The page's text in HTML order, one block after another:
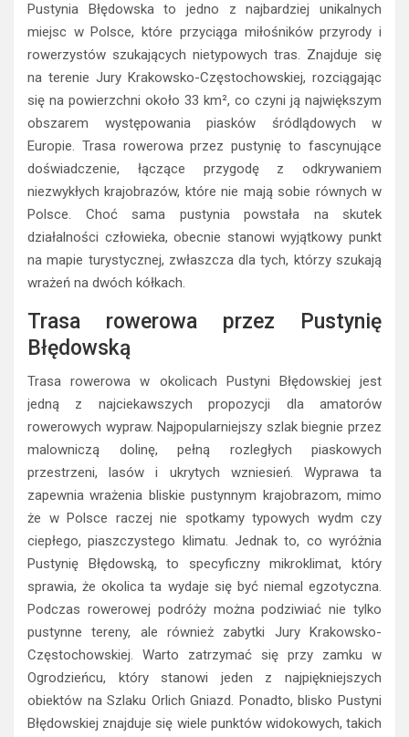
Pustynia Błędowska to jedno z najbardziej unikalnych
miejsc w Polsce, które przyciąga miłośników przyrody i
rowerzystów szukających nietypowych tras. Znajduje się
na terenie Jury Krakowsko-Częstochowskiej, rozciągając
się na powierzchni około 33 km², co czyni ją największym
obszarem występowania piasków śródlądowych w
Europie. Trasa rowerowa przez pustynię to fascynujące
doświadczenie, łączące przygodę z odkrywaniem
niezwykłych krajobrazów, które nie mają sobie równych w
Polsce. Choć sama pustynia powstała na skutek
działalności człowieka, obecnie stanowi wyjątkowy punkt
na mapie turystycznej, zwłaszcza dla tych, którzy szukają
wrażeń na dwóch kółkach.
Trasa rowerowa przez Pustynię
Błędowską
Trasa rowerowa w okolicach Pustyni Błędowskiej jest
jedną z najciekawszych propozycji dla amatorów
rowerowych wypraw. Najpopularniejszy szlak biegnie przez
malowniczą dolinę, pełną rozległych piaskowych
przestrzeni, lasów i ukrytych wzniesień. Wyprawa ta
zapewnia wrażenia bliskie pustynnym krajobrazom, mimo
że w Polsce raczej nie spotkamy typowych wydm czy
ciepłego, piaszczystego klimatu. Jednak to, co wyróżnia
Pustynię Błędowską, to specyficzny mikroklimat, który
sprawia, że okolica ta wydaje się być niemal egzotyczna.
Podczas rowerowej podróży można podziwiać nie tylko
pustynne tereny, ale również zabytki Jury Krakowsko-
Częstochowskiej. Warto zatrzymać się przy zamku w
Ogrodzieńcu, który stanowi jeden z najpiękniejszych
obiektów na Szlaku Orlich Gniazd. Ponadto, blisko Pustyni
Błędowskiej znajduje się wiele punktów widokowych, takich